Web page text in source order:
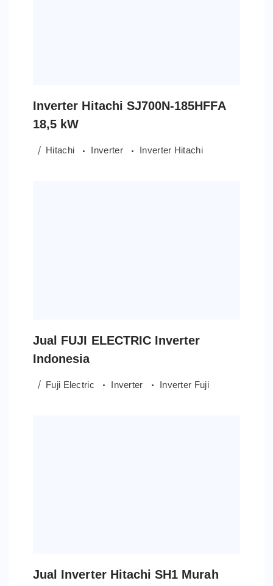
Inverter Hitachi SJ700N-185HFFA
18,5 kW
Hitachi Inverter Inverter Hitachi
Jual FUJI ELECTRIC Inverter
Indonesia
Fuji Electric Inverter Inverter Fuji
Jual Inverter Hitachi SH1 Murah